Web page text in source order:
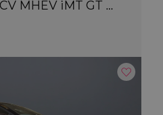
1.0 T-GDi 100 CV MHEV iMT GT Line